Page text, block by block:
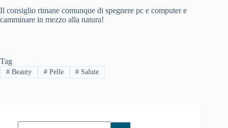
Il consiglio rimane comunque di spegnere pc e computer e
camminare in mezzo alla natura!
Tag
#Beauty #Pelle # Salute